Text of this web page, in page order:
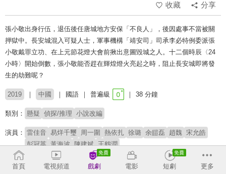
收藏
分享
張小敬出身行伍，退伍後任唐城地方安保「不良人」，後因處事不當被關
押獄中。長安城混入可疑人士，軍事機構「靖安司」司承李必特例委派張
小敬戴罪立功、在上元節花燈大會前揪出意圖毀城之人。十二個時辰〈24
小時〉開始倒數，張小敬能否趕在輝煌燈火亮起之時，阻止長安城即將發
生的劫難呢？
2019 中國 國語 普遍級 38 分鐘
類別： 懸疑 偵探/推理 小說改編
演員： 雷佳音 易烊千璽 周一圍 熱依扎 徐璐 余皚磊 趙魏 宋允皓
彭冠英 黃海波 陳建斌 王鶴潤
導演：
首頁 電視頻道 戲劇 電影 短劇 更多